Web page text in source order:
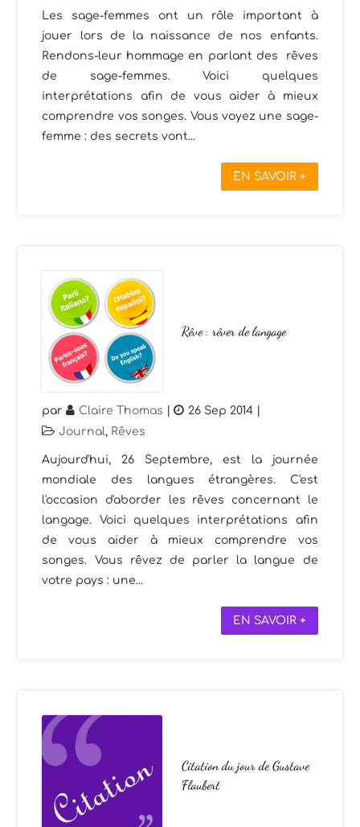
Les sage-femmes ont un rôle important à
jouer lors de la naissance de nos enfants.
Rendons-leur hommage en parlant des rêves
de sage-femmes. Voici quelques
interprétations afin de vous aider à mieux
comprendre vos songes. Vous voyez une sage-
femme : des secrets vont...
EN SAVOIR +
Rêve : rêver de langage
par Claire Thomas | 26 Sep 2014
Journal, Rêves
Aujourd'hui, 26 Septembre, est la journée
mondiale des langues étrangères. C'est
l'occasion d'aborder les rêves concernant le
langage. Voici quelques interprétations afin
de vous aider à mieux comprendre vos
songes. Vous rêvez de parler la langue de
votre pays : une...
EN SAVOIR +
Citation du jour de Gustave
Flaubert